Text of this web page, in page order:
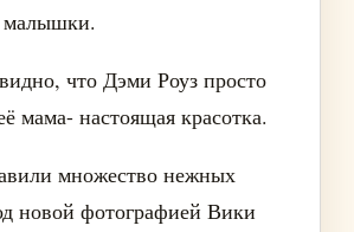
малышки.
что Дэми Роуз просто
мама- настоящая красотка.
множество нежных
новой фотографией Вики